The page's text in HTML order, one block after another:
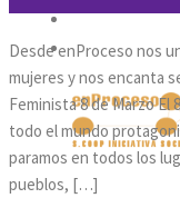
X
Desde enProceso nos
mujeres y nos encanta
Feminista 8 de Marzo El
todo el mundo
paramos en todos los
pueblos, […]